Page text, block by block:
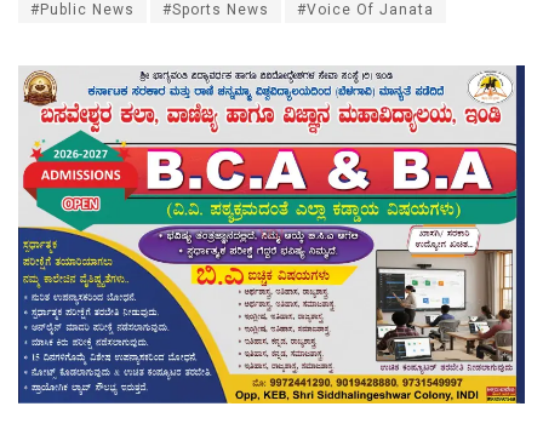
#Public News #Sports News #Voice Of Janata